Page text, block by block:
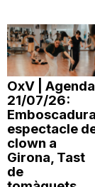
OxV | Agenda
21/07/26:
espectacle
clown a
Girona, Tast
de